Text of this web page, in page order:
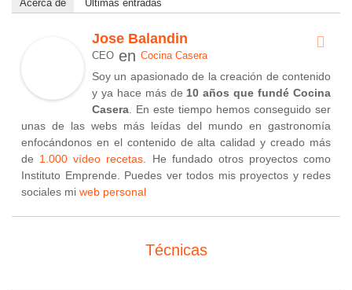
Acerca de Últimas entradas
Jose Balandin
CEO en Cocina Casera
Soy un apasionado de la creación de contenido
y ya hace más de 10 años que fundé Cocina
Casera . En este tiempo hemos conseguido ser
unas de las webs más leídas del mundo en gastronomía
enfocándonos en el contenido de alta calidad y creado más
de 1.000 vídeo recetas . He fundado otros proyectos como
Instituto Emprende. Puedes ver todos mis proyectos y redes
sociales mi web personal
Técnicas